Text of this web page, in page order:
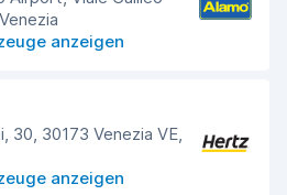
anzeigen
30, 30173 Venezia VE,
anzeigen